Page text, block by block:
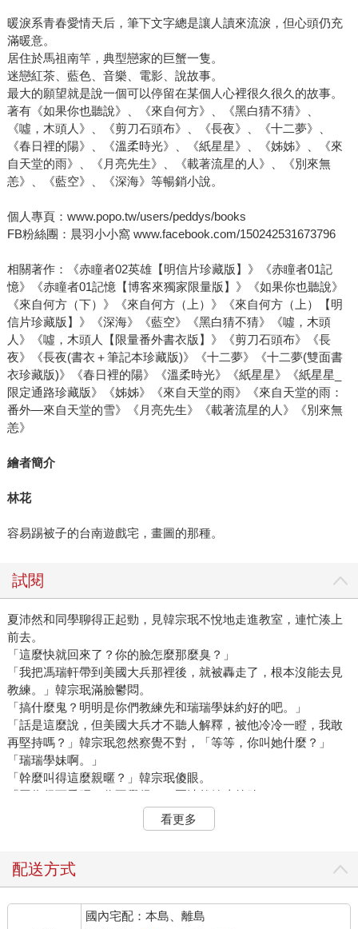
暖淚系青春愛情天后，筆下文字總是讓人讀來流淚，但心頭仍充
滿暖意。
居住於馬祖南竿，典型戀家的巨蟹一隻。
迷戀紅茶、藍色、音樂、電影、說故事。
最大的願望就是說一個可以停留在某個人心裡很久很久的故事。
著有《如果你也聽說》、《來自何方》、《黑白猜不猜》、
《噓，木頭人》、《剪刀石頭布》、《長夜》、《十二夢》、
《春日裡的陽》、《溫柔時光》、《紙星星》、《姊姊》、《來
自天堂的雨》、《月亮先生》、《載著流星的人》、《別來無
恙》、《藍空》、《深海》等暢銷小說。
個人專頁：www.popo.tw/users/peddys/books
FB粉絲團：晨羽小小窩 www.facebook.com/150242531673796
相關著作：《赤瞳者02英雄【明信片珍藏版】》《赤瞳者01記
憶》《赤瞳者01記憶【博客來獨家限量版】》《如果你也聽說》
《來自何方（下）》《來自何方（上）》《來自何方（上）【明
信片珍藏版】》《深海》《藍空》《黑白猜不猜》《噓，木頭
人》《噓，木頭人【限量番外書衣版】》《剪刀石頭布》《長
夜》《長夜(書衣＋筆記本珍藏版)》《十二夢》《十二夢(雙面書
衣珍藏版)》《春日裡的陽》《溫柔時光》《紙星星》《紙星星_
限定通路珍藏版》《姊姊》《來自天堂的雨》《來自天堂的雨：
番外—來自天堂的雪》《月亮先生》《載著流星的人》《別來無
恙》
繪者簡介
林花
容易踢被子的台南遊戲宅，畫圖的那種。
試閱
夏沛然和同學聊得正起勁，見韓宗珉不悅地走進教室，連忙湊上
前去。
「這麼快就回來了？你的臉怎麼那麼臭？」
「我把馮瑞軒帶到美國大兵那裡後，就被轟走了，根本沒能去見
教練。」韓宗珉滿臉鬱悶。
「搞什麼鬼？明明是你們教練先和瑞瑞學妹約好的吧。」
「話是這麼說，但美國大兵才不聽人解釋，被他冷冷一瞪，我敢
再堅持嗎？」韓宗珉忽然察覺不對，「等等，你叫她什麼？」
「瑞瑞學妹啊。」
「幹麼叫得這麼親暱？」韓宗珉傻眼。
「因為很可愛呀，你不覺得？」夏沛然嬉皮笑臉。
「你跟她沒有熟到可以這麼叫她吧？」這讓韓宗珉想起中午時的
鬧劇，語氣轉為嚴肅，「還有，你知不知道你剛才的行為會令馮
夏沛然挑眉，「我只是向她告白，跟你有什麼關係？難不成你也
韓宗珉連忙否認，「才沒有，你是不是在裝傻？我不是跟你說過
馮瑞軒的來歷了嗎？」
看更多
配送方式
國內宅配：本島、離島